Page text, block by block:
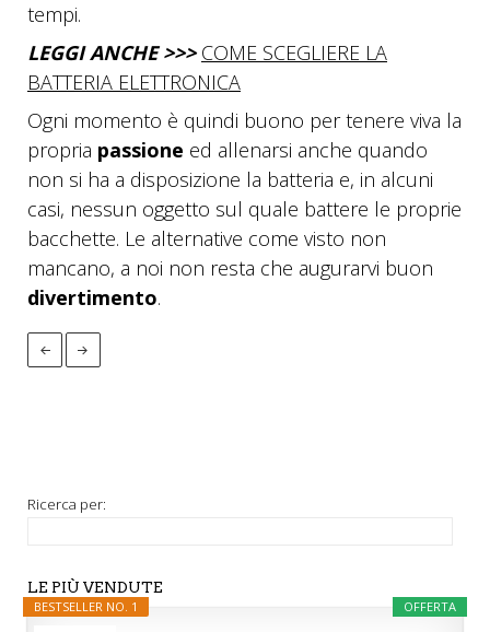
tempi.
LEGGI ANCHE >>> COME SCEGLIERE LA
BATTERIA ELETTRONICA
Ogni momento è quindi buono per tenere viva la
propria passione ed allenarsi anche quando
non si ha a disposizione la batteria e, in alcuni
casi, nessun oggetto sul quale battere le proprie
bacchette. Le alternative come visto non
mancano, a noi non resta che augurarvi buon
divertimento.
Ricerca per:
LE PIÙ VENDUTE
OFFERTA
BESTSELLER NO. 1